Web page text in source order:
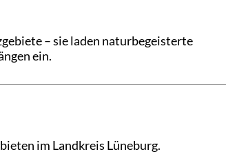
– sie laden naturbegeisterte
ein.
im Landkreis Lüneburg.